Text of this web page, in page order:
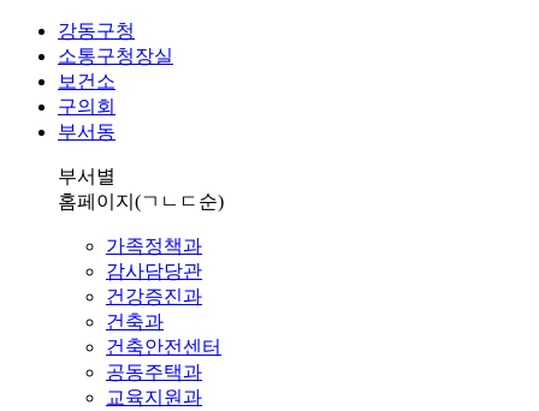
강동구청
소통구청장실
보건소
구의회
부서동
부서별
홈페이지 (ㄱㄴㄷ순)
가족정책과
감사담당관
건강증진과
건축과
건축안전센터
공동주택과
교육지원과